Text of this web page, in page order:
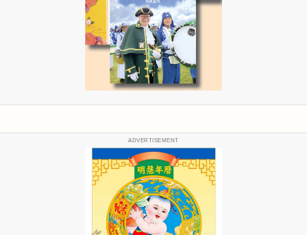
ADVERTISEMENT